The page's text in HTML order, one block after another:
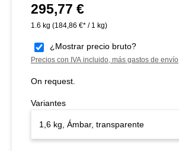
Precio normal:
295,77 €
1.6 kg (184,86 €* / 1 kg)
¿Mostrar precio bruto?
Precios con IVA incluido, más gastos de envío
On request.
Variantes